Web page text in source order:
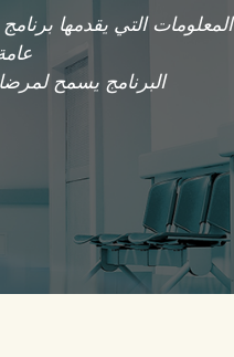
المعلومات التي يقدمها
البرنامج يسمح